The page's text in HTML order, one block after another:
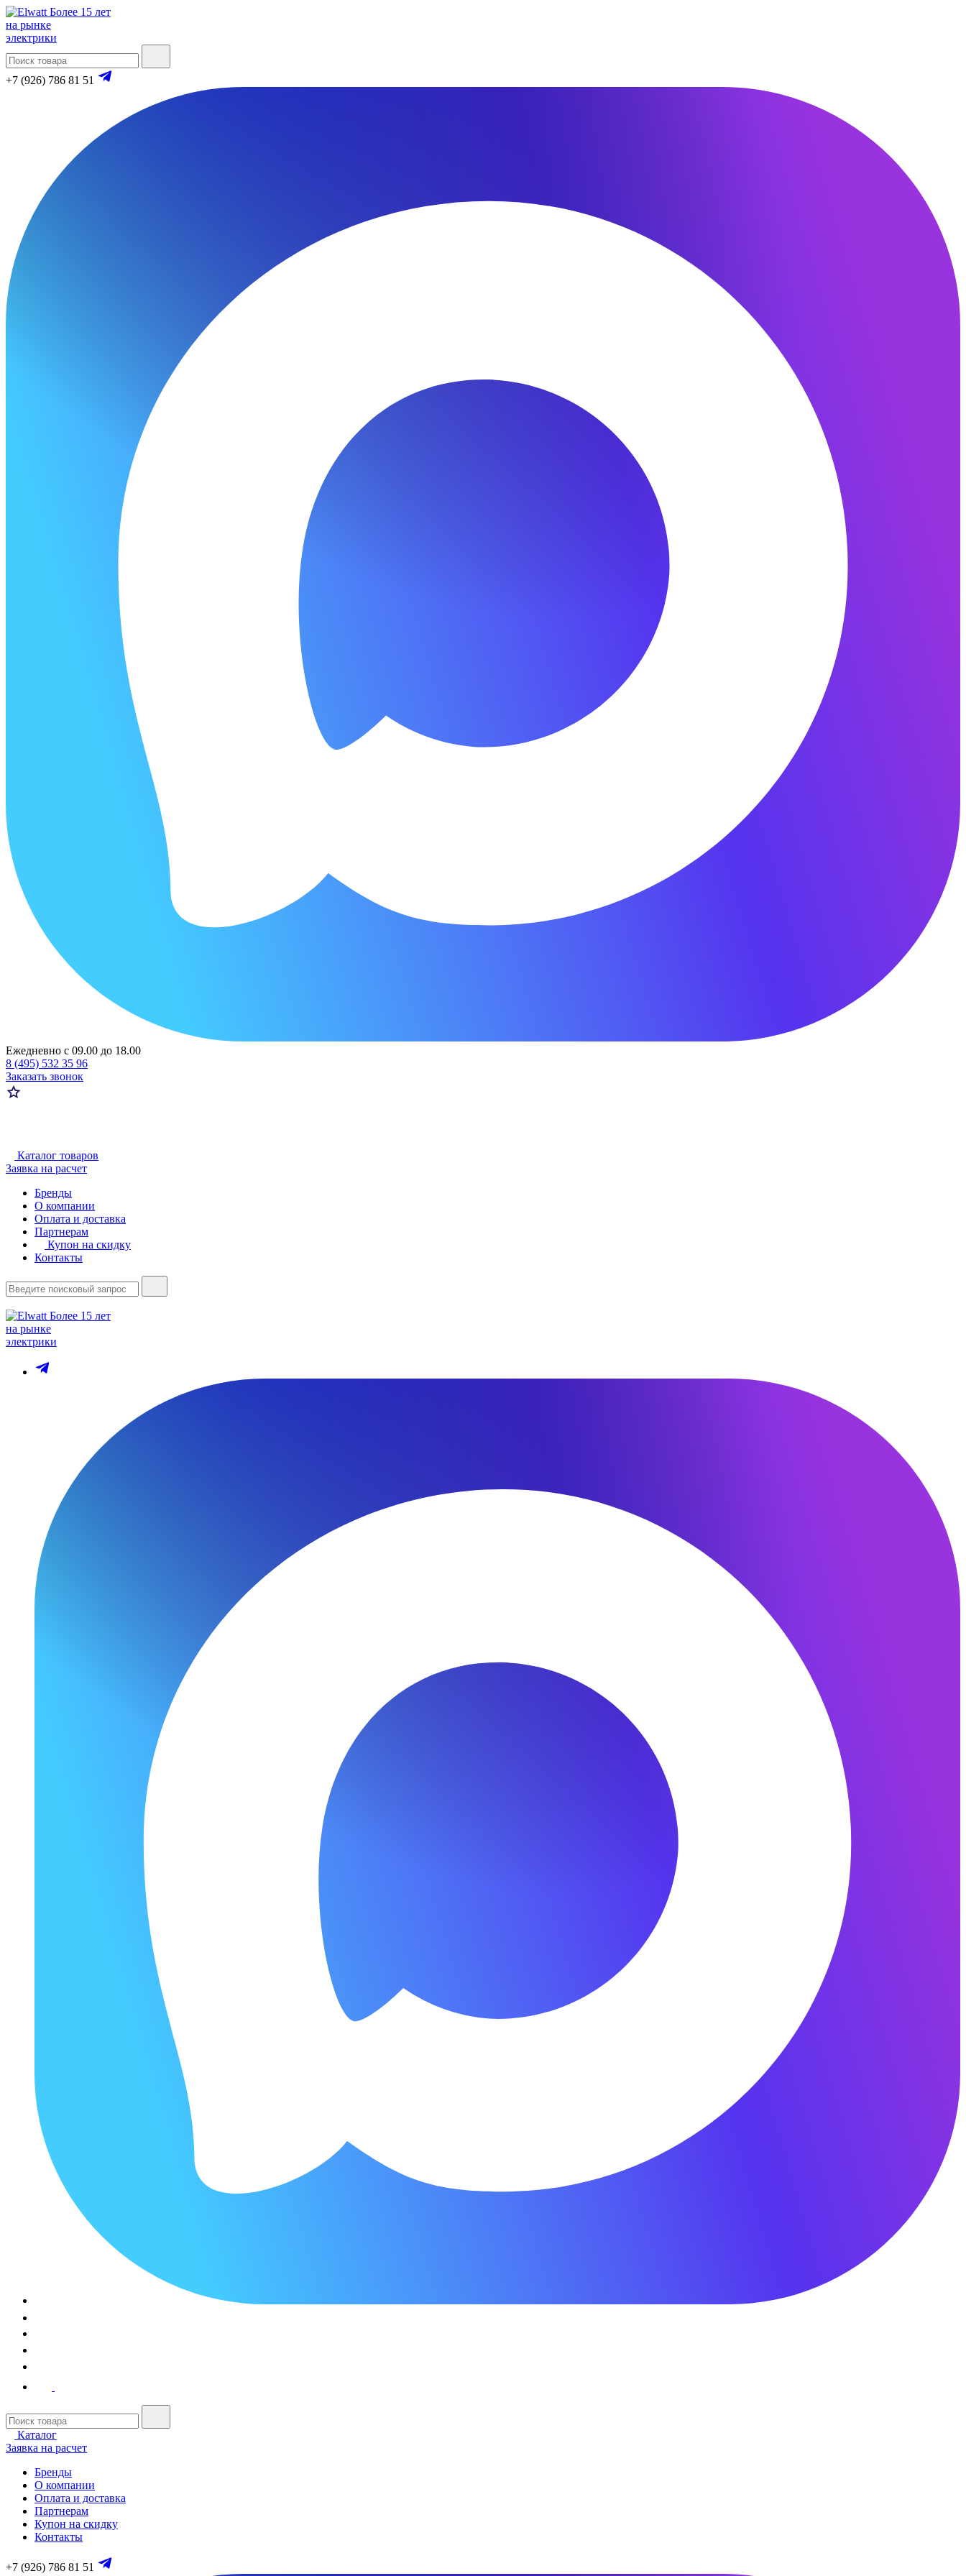
Более 15 лет
на рынке
электрики
+7 (926) 786 81 51
Ежедневно с 09.00 до 18.00
8 (495) 532 35 96
Заказать звонок
Каталог товаров
Заявка на расчет
Бренды
О компании
Оплата и доставка
Партнерам
Купон на скидку
Контакты
Более 15 лет
на рынке
электрики
Каталог
Заявка на расчет
Бренды
О компании
Оплата и доставка
Партнерам
Купон на скидку
Контакты
+7 (926) 786 81 51